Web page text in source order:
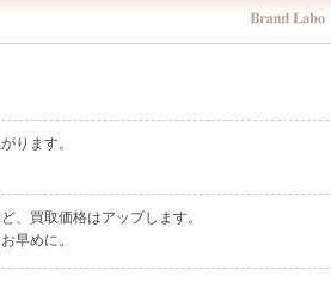
ります。
、買取価格はアップします。
早めに。